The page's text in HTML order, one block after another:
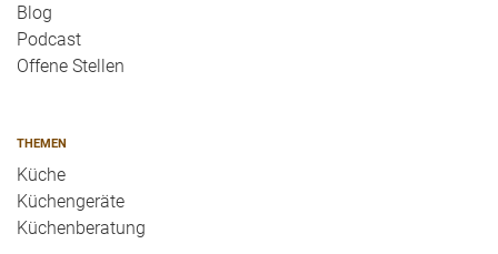
Blog
Podcast
Offene Stellen
THEMEN
Küche
Küchengeräte
Küchenberatung